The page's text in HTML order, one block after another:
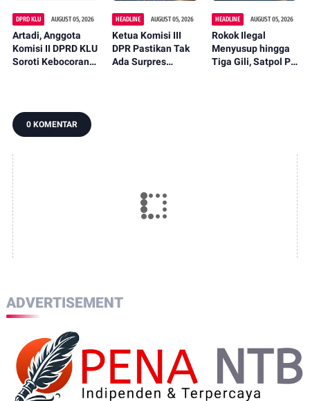
DPRD KLU AUGUST 05, 2026
Artadi, Anggota
Komisi II DPRD KLU
Soroti Kebocoran
Dusun
HEADLINE AUGUST 05, 2026
Ketua Komisi III
DPR Pastikan Tak
Ada Surpres
HEADLINE AUGUST 05, 2026
Rokok Ilegal
Menyusup hingga
Tiga Gili, Satpol PP
0 KOMENTAR
ADVERTISEMENT